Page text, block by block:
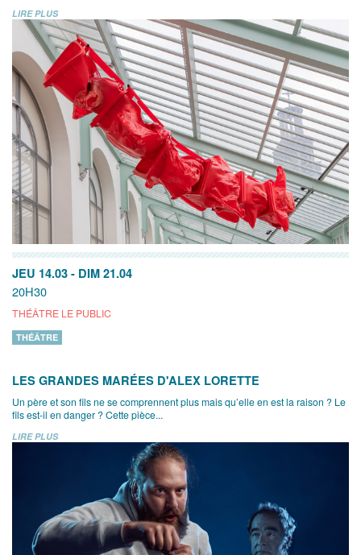
LIRE PLUS
JEU 14.03 - DIM 21.04
20H30
THÉÂTRE LE PUBLIC
THÉÂTRE
LES GRANDES MARÉES D'ALEX LORETTE
Un père et son fils ne se comprennent plus mais qu’elle en est la raison ? Le
fils est-il en danger ? Cette pièce...
LIRE PLUS